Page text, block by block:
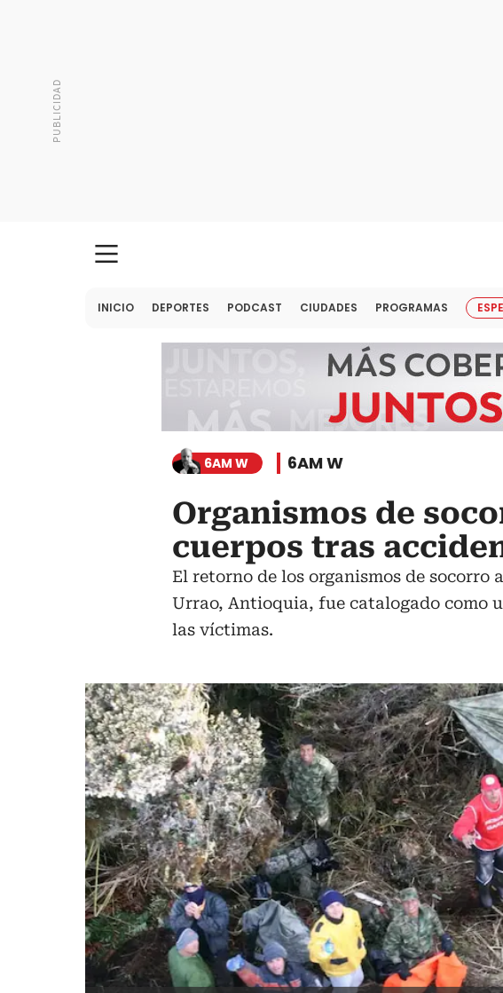
INICIO DEPORTES PODCAST CIUDADES PROGRAMAS
6AM W 6AM W
Organismos de
cuerpos tras
El retorno de los organismos de socorro
Urrao, Antioquia, fue catalogado como
las víctimas.